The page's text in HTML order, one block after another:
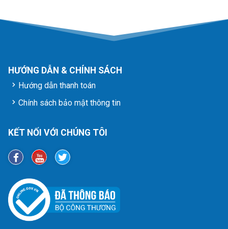
HƯỚNG DẪN & CHÍNH SÁCH
Hướng dẫn thanh toán
Chính sách bảo mật thông tin
KẾT NỐI VỚI CHÚNG TÔI